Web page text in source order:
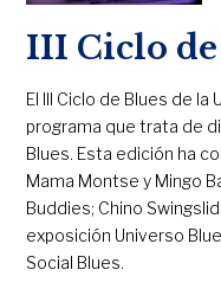
III Ciclo de
El III Ciclo de Blues de
programa que trata de
Blues. Esta edición ha
Mama Montse y Mingo
Buddies; Chino
exposición Universo
Social Blues.